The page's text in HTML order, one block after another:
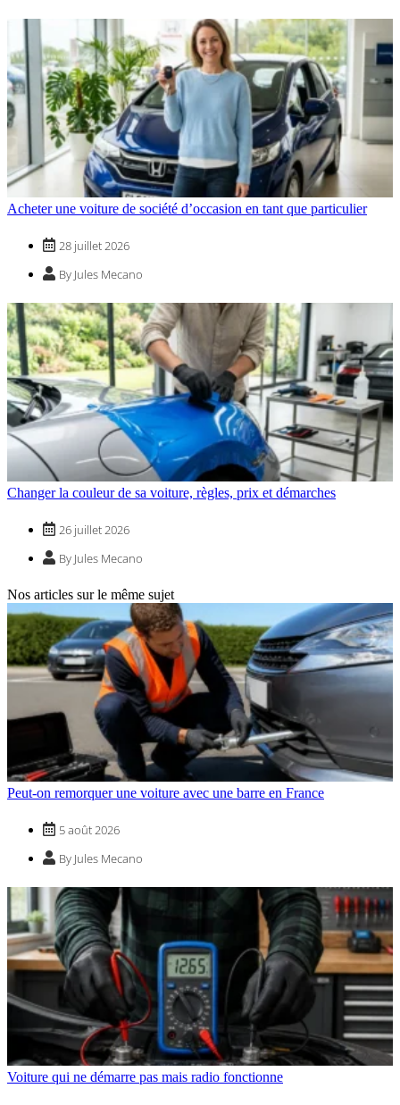
Acheter une voiture de société d’occasion en tant que particulier
28 juillet 2026
By Jules Mecano
Changer la couleur de sa voiture, règles, prix et démarches
26 juillet 2026
By Jules Mecano
Nos articles sur le même sujet
Peut-on remorquer une voiture avec une barre en France
5 août 2026
By Jules Mecano
Voiture qui ne démarre pas mais radio fonctionne